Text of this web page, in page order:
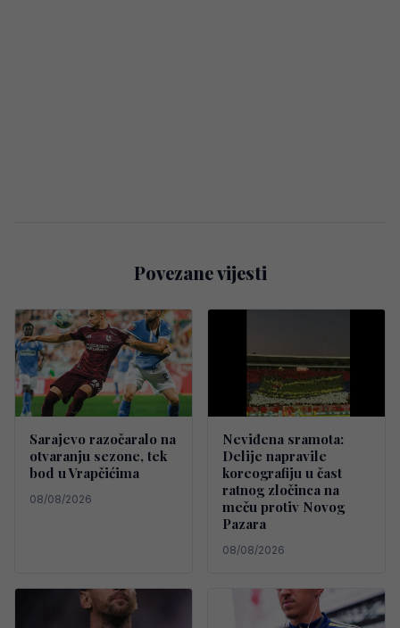
Povezane vijesti
Sarajevo razočaralo na
otvaranju sezone, tek
bod u Vrapčićima
08/08/2026
Neviđena sramota:
Delije napravile
koreografiju u čast
ratnog zločinca na
meču protiv Novog
Pazara
08/08/2026